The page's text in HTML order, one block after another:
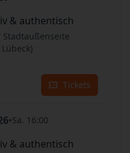
& authentisch
Tickets
•Sa. 16:00
& authentisch